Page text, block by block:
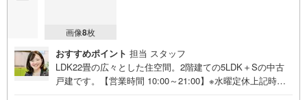
画像8枚
おすすめポイント 担当 スタッフ
LDK22畳の広々とした住空間。2階建ての5LDK＋Sの中古
戸建です。【営業時間 10:00～21:00】※水曜定休上記時間